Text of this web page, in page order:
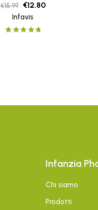
€15.99 €12.80
Infavis
Infanzia
Chi siamo
Prodotti